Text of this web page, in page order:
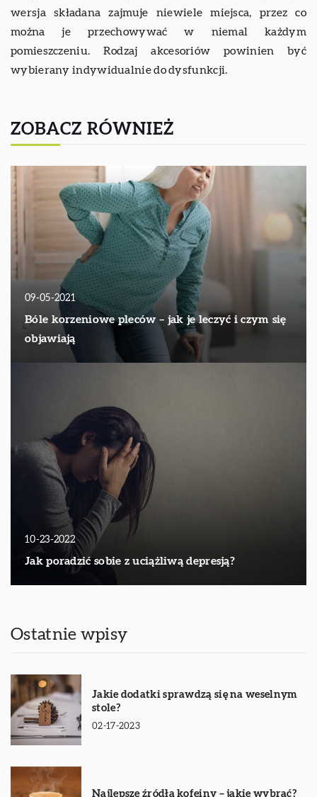
wersja składana zajmuje niewiele miejsca, przez co
można je przechowywać w niemal każdym
pomieszczeniu. Rodzaj akcesoriów powinien być
wybierany indywidualnie do dysfunkcji.
ZOBACZ RÓWNIEŻ
09-05-2021
Bóle korzeniowe pleców – jak je leczyć i czym się
objawiają
10-23-2022
Jak poradzić sobie z uciążliwą depresją?
Ostatnie wpisy
Jakie dodatki sprawdzą się na weselnym
stole?
02-17-2023
Najlepsze źródła kofeiny – jakie wybrać?